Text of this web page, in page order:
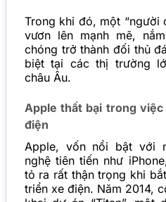
Trong khi đó, một “người
vươn lên mạnh mẽ,
chóng trở thành đối thủ
biệt tại các thị trường
châu Âu.
Apple thất bại trong
điện
Apple, vốn nổi bật với
nghệ tiên tiến như
tỏ ra rất thận trọng khi
triển xe điện. Năm 2014,